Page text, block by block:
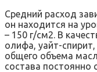
Средний расход
он находится на
– 150 г/см2. В
олифа, уайт-
общего объема
состава постоянно